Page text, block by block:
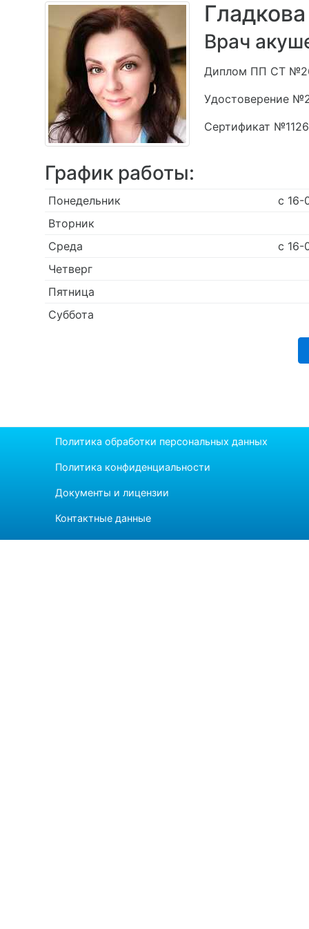
Врач
Диплом ПП СТ
Удостоверение
Сертификат
График работы:
Понедельник
с 16-
Вторник
Среда
с 16-
Четверг
Пятница
Суббота
Политика обработки персональных данных
Политика конфиденциальности
Документы и лицензии
Контактные данные